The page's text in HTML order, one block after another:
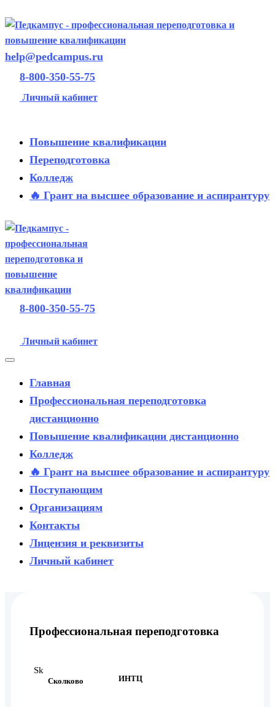
help@pedcampus.ru
8-800-350-55-75
Личный кабинет
Повышение квалификации
Переподготовка
Колледж
🔥 Грант на высшее образование и аспирантуру
8-800-350-55-75
Личный кабинет
Главная
Профессиональная переподготовка
дистанционно
Повышение квалификации дистанционно
Колледж
🔥 Грант на высшее образование и аспирантуру
Поступающим
Организациям
Контакты
Лицензия и реквизиты
Личный кабинет
Профессиональная переподготовка
Sk
Сколково ИНТЦ